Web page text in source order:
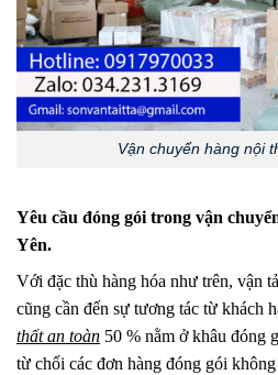
Vận chuyển hàng nội
Yêu cầu đóng gói trong vận
Yên.
Với đặc thù hàng hóa như trên, vận
cũng cần đến sự tương tác từ khách
thất an toàn 50 % nằm ở khâu đóng
từ chối các đơn hàng đóng gói không